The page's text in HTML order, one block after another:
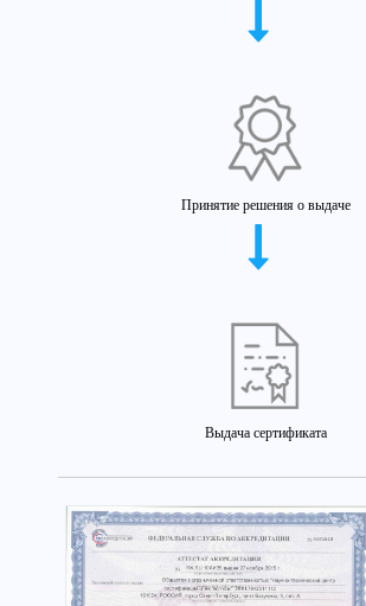
Принятие решения о выдаче
Выдача сертификата